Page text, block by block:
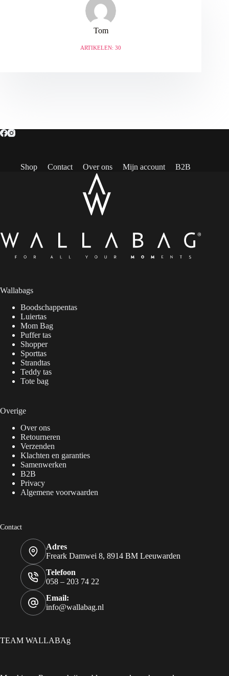
Tom
ARTIKELEN: 30
Shop Contact Over ons Mijn account B2B
Wallabags
Boodschappentas
Luiertas
Mom Bag
Puffer tas
Shopper
Sporttas
Strandtas
Teddy tas
Tote bag
Overige
Over ons
Retourneren
Verzenden
Klachten en garanties
Samenwerken
B2B
Privacy
Algemene voorwaarden
Contact
Adres
Freark Damwei 8, 8914 BM Leeuwarden
Telefoon
058 – 203 74 22
Email:
info@wallabag.nl
TEAM WALLABAg